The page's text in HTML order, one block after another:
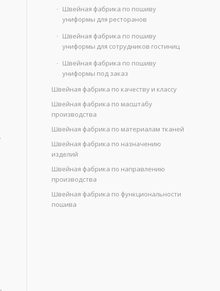
Швейная фабрика по пошиву
униформы для ресторанов
Швейная фабрика по пошиву
униформы для сотрудников гостиниц
Швейная фабрика по пошиву
униформы под заказ
Швейная фабрика по качеству и классу
Швейная фабрика по масштабу
производства
Швейная фабрика по материалам тканей
Швейная фабрика по назначению
изделий
Швейная фабрика по направлению
производства
Швейная фабрика по функциональности
пошива